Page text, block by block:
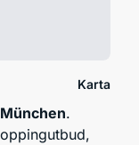
Karta
München.